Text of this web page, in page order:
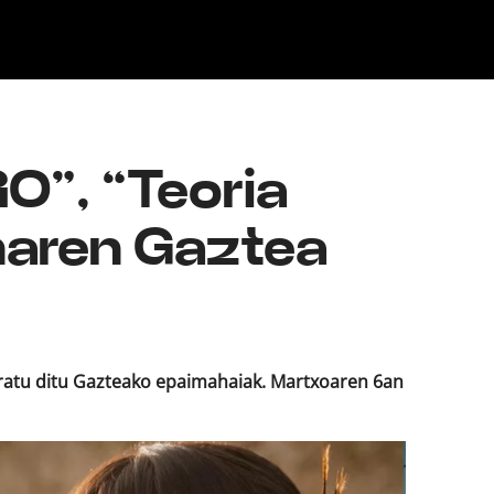
“Teoria
Gaztea
ditu Gazteako epaimahaiak. Martxoaren 6an